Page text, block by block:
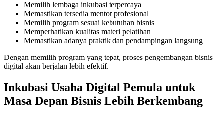
Memilih lembaga inkubasi terpercaya
Memastikan tersedia mentor profesional
Memilih program sesuai kebutuhan bisnis
Memperhatikan kualitas materi pelatihan
Memastikan adanya praktik dan pendampingan langsung
Dengan memilih program yang tepat, proses pengembangan bisnis
digital akan berjalan lebih efektif.
Inkubasi Usaha Digital Pemula untuk
Masa Depan Bisnis Lebih Berkembang